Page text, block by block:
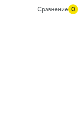
Сравнение 0